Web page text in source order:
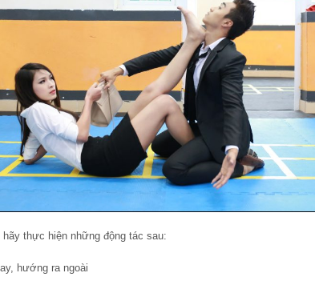
hãy thực hiện những động tác sau:
hướng ra ngoài